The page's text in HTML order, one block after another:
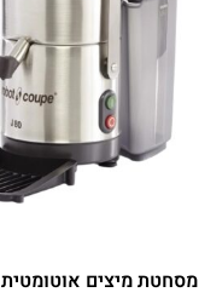
מסחטת מיצים אוטומטית 120 ליטר